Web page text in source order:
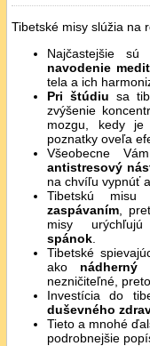
Tibetské misy slúžia na
Najčastejšie
navodenie
tela a ich
Pri štúdiu sa
zvýšenie
mozgu, kedy
poznatky oveľa
Všeobecne
antistresový
na chvíľu vypnúť
Tibetskú
zaspávaním ,
misy
spánok
Tibetské
ako
nezničiteľné,
Investícia do
duševného
Tieto a mnohé
podrobnejšie